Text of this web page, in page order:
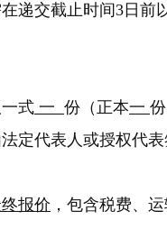
递交截止时间3日前
式 一 份（正本一
定代表人或授权代
报价 ，包含税费、